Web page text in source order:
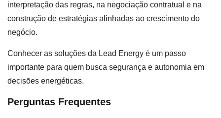
interpretação das regras, na negociação contratual e na
construção de estratégias alinhadas ao crescimento do
negócio.
Conhecer as soluções da Lead Energy é um passo
importante para quem busca segurança e autonomia em
decisões energéticas.
Perguntas Frequentes